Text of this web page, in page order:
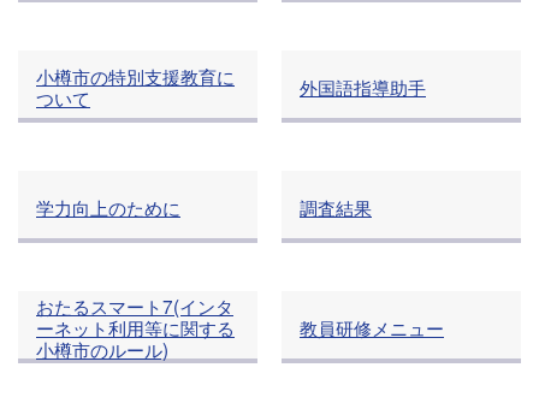
小樽市の特別支援教育に
ついて
外国語指導助手
学力向上のために 調査結果
おたるスマート7(インタ
ーネット利用等に関する
小樽市のルール)
教員研修メニュー